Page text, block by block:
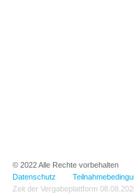
© 2022Alle Rechte vorbehalten
Datenschutz
Zeit der Vergabeplattform